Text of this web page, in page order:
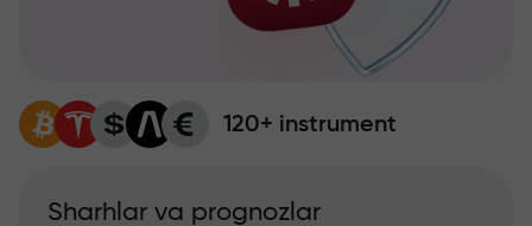
120+ instrument
Sharhlar va prognozlar